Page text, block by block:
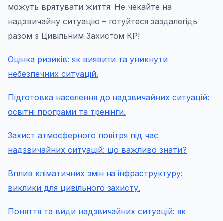
можуть врятувати життя. Не чекайте на
надзвичайну ситуацію – готуйтеся заздалегідь
разом з Цивільним Захистом КР!
Оцінка ризиків: як виявити та уникнути
небезпечних ситуацій.
Підготовка населення до надзвичайних ситуацій:
освітні програми та тренінги.
Захист атмосферного повітря під час
надзвичайних ситуацій: що важливо знати?
Вплив кліматичних змін на інфраструктуру:
виклики для цивільного захисту.
Поняття та види надзвичайних ситуацій: як